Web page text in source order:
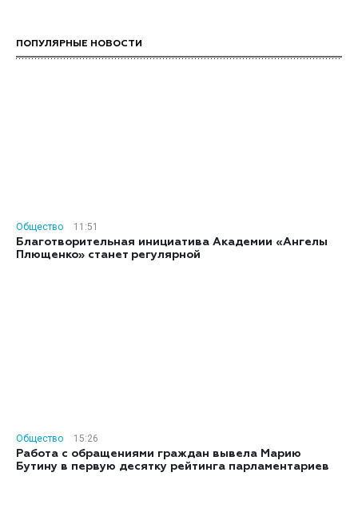
ПОПУЛЯРНЫЕ НОВОСТИ
Общество
11:51
Благотворительная инициатива Академии «Ангелы
Плющенко» станет регулярной
Общество
15:26
Работа с обращениями граждан вывела Марию
Бутину в первую десятку рейтинга парламентариев